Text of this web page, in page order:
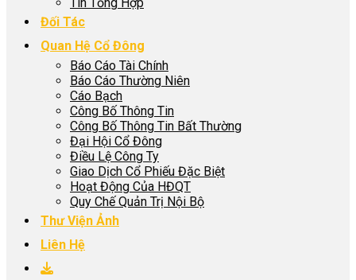
Đối Tác
Quan Hệ Cổ Đông
Báo Cáo Tài Chính
Báo Cáo Thường Niên
Cáo Bạch
Công Bố Thông Tin
Công Bố Thông Tin Bất Thường
Đại Hội Cổ Đông
Điều Lệ Công Ty
Giao Dịch Cổ Phiếu Đặc Biệt
Hoạt Động Của HĐQT
Quy Chế Quản Trị Nội Bộ
Thư Viện Ảnh
Liên Hệ